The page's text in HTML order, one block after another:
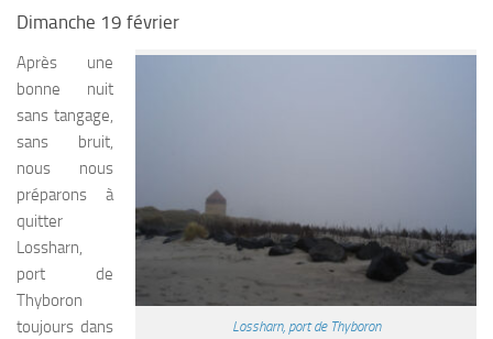
Dimanche 19 février
Lossharn, port de Thyboron
Après une
bonne nuit
sans tangage,
sans bruit,
nous nous
préparons à
quitter
Lossharn,
port de
Thyboron
toujours dans